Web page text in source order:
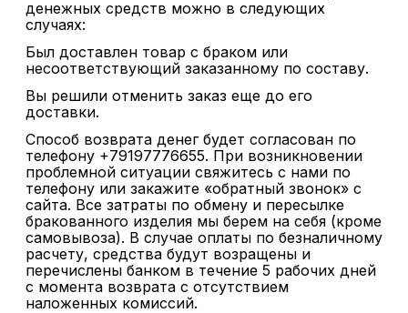
денежных средств можно в следующих
случаях:
Был доставлен товар с браком или
несоответствующий заказанному по составу.
Вы решили отменить заказ еще до его
доставки.
Способ возврата денег будет согласован по
телефону +79197776655. При возникновении
проблемной ситуации свяжитесь с нами по
телефону или закажите «обратный звонок» с
сайта. Все затраты по обмену и пересылке
бракованного изделия мы берем на себя (кроме
самовывоза). В случае оплаты по безналичному
расчету, средства будут возращены и
перечислены банком в течение 5 рабочих дней
с момента возврата с отсутствием
наложенных комиссий.